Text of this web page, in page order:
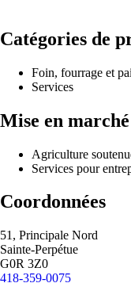
Catégories de
Foin, fourrage et
Services
Mise en marché
Agriculture
Services pour
Coordonnées
Adresse
51, Principale Nord
Municipalité
Sainte-Perpétue
Code
postal
G0R 3Z0
Téléphone
418-359-0075